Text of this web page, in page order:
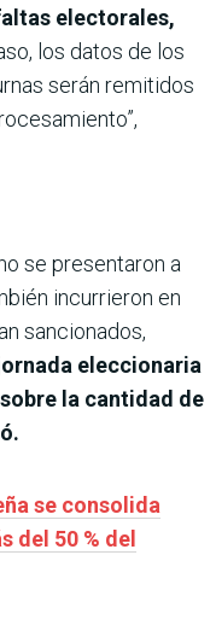
electorales,
los datos de los
serán remitidos
se presentaron a
incurrieron en
sancionados,
eleccionaria
la cantidad de
se consolida
del 50 % del